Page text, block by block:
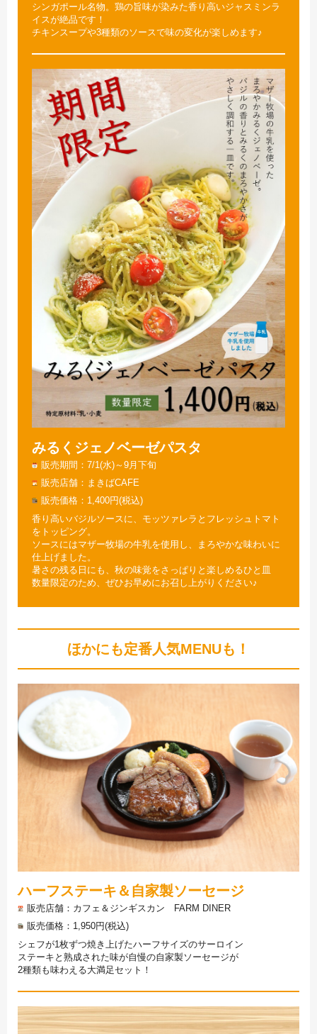
シンガポール名物。鶏の旨味が染みた香り高いジャスミンラ
イスが絶品です！
チキンスープや3種類のソースで味の変化が楽しめます♪
みるくジェノベーゼパスタ
販売期間
7/1(水)～9月下旬
販売店舗
まきばCAFE
販売価格
1,400円(税込)
香り高いバジルソースに、モッツァレラとフレッシュトマト
をトッピング。
ソースにはマザー牧場の牛乳を使用し、まろやかな味わいに
仕上げました。
暑さの残る日にも、秋の味覚をさっぱりと楽しめるひと皿
数量限定のため、ぜひお早めにお召し上がりください♪
ほかにも定番人気MENUも！
ハーフステーキ＆自家製ソーセージ
販売店舗
カフェ＆ジンギスカン FARM DINER
販売価格
1,950円(税込)
シェフが1枚ずつ焼き上げたハーフサイズのサーロイン
ステーキと熟成された味が自慢の自家製ソーセージが
2種類も味わえる大満足セット！